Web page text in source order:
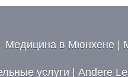
Медицина в Мюнхене |
услуги | Andere